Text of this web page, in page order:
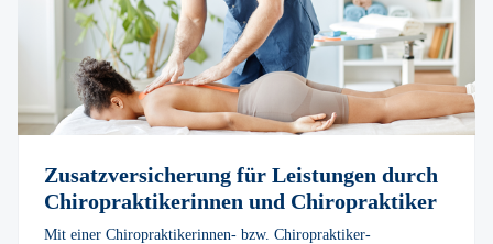
Zusatzversicherung für Leistungen durch
Chiropraktikerinnen und Chiropraktiker
Mit einer Chiropraktikerinnen- bzw. Chiropraktiker-